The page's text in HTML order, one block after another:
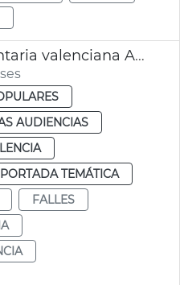
Exposición indumentaria valenciana Ayuntamiento València
AUDIENCIAS
TEMÁTICA
FALLES